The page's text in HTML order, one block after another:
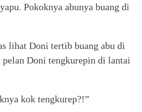
Pokoknya abunya buang di
lihat Doni tertib buang abu di
pelan Doni tengkurepin di lantai
kok tengkurep?!”